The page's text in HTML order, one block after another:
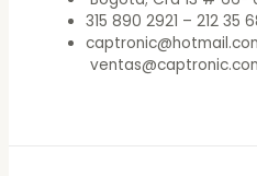
315 890 2921 – 212 35